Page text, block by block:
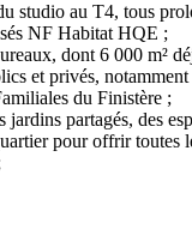
studio au T4, tous
NF Habitat HQE ;
dont 6 000 m²
et privés,
du Finistère ;
jardins partagés, des
pour offrir toutes